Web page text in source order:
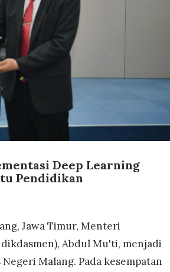
Deep Learning
Pendidikan
Jawa Timur, Menteri
Abdul Mu'ti, menjadi
Malang. Pada kesempatan